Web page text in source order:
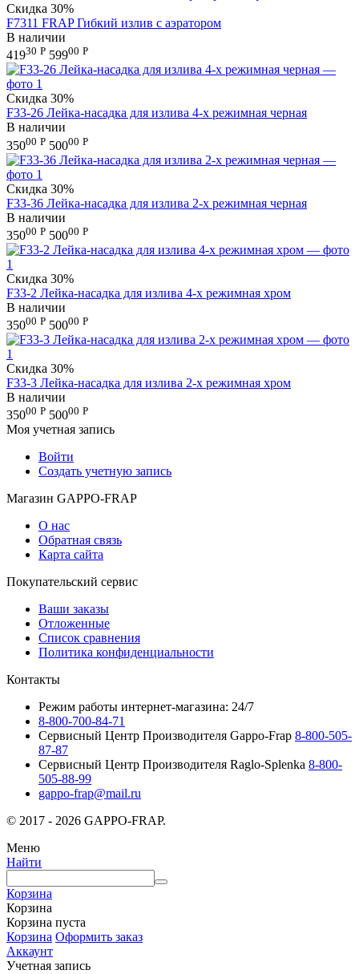
Скидка 30%
F7311 FRAP Гибкий излив с аэратором
В наличии
41930 Р 59900 Р
Скидка 30%
F33-26 Лейка-насадка для излива 4-х режимная черная
В наличии
35000 Р 50000 Р
Скидка 30%
F33-36 Лейка-насадка для излива 2-х режимная черная
В наличии
35000 Р 50000 Р
Скидка 30%
F33-2 Лейка-насадка для излива 4-х режимная хром
В наличии
35000 Р 50000 Р
Скидка 30%
F33-3 Лейка-насадка для излива 2-х режимная хром
В наличии
35000 Р 50000 Р
Моя учетная запись
Войти
Создать учетную запись
Магазин GAPPO-FRAP
О нас
Обратная связь
Карта сайта
Покупательский сервис
Ваши заказы
Отложенные
Список сравнения
Политика конфиденциальности
Контакты
Режим работы интернет-магазина: 24/7
8-800-700-84-71
Сервисный Центр Производителя Gappo-Frap 8-800-505-
87-87
Сервисный Центр Производителя Raglo-Splenka 8-800-
505-88-99
gappo-frap@mail.ru
© 2017 - 2026 GAPPO-FRAP.
Меню
Найти
Корзина
Корзина
Корзина пуста
Корзина Оформить заказ
Аккаунт
Учетная запись